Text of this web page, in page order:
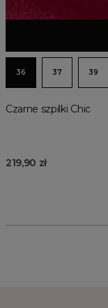
36 37 39
Czarne szpilki Chic
219,90 zł